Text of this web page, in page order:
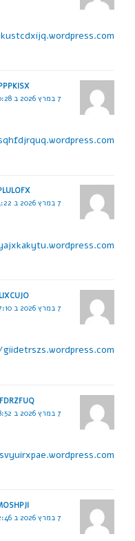
7 במרץ 2026 ב 0:28
7 במרץ 2026 ב 4:22
7 במרץ 2026 ב 7:10
7 במרץ 2026 ב 8:52
7 במרץ 2026 ב 12:46